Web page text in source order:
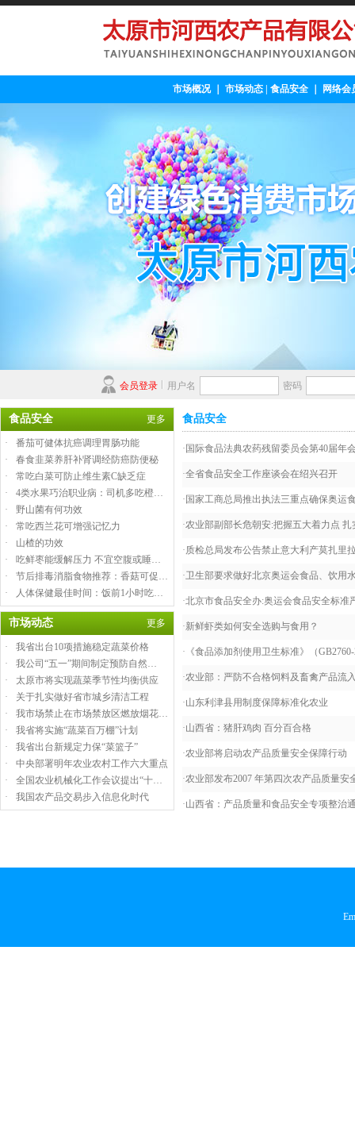
市场概况｜ 市场动态| 食品安全｜ 网络会
会员登录 用户名 密码
食品安全 更多
·
番茄可健体抗癌调理胃肠功能
·
春食韭菜养肝补肾调经防癌防便秘
·
常吃白菜可防止维生素C缺乏症
·
4类水果巧治职业病：司机多吃橙…
·
野山菌有何功效
·
常吃西兰花可增强记忆力
·
山楂的功效
·
吃鲜枣能缓解压力 不宜空腹或睡…
·
节后排毒消脂食物推荐：香菇可促…
·
人体保健最佳时间：饭前1小时吃…
市场动态 更多
·
我省出台10项措施稳定蔬菜价格
·
我公司“五一”期间制定预防自然…
·
太原市将实现蔬菜季节性均衡供应
·
关于扎实做好省市城乡清洁工程
·
我市场禁止在市场禁放区燃放烟花…
·
我省将实施“蔬菜百万棚”计划
·
我省出台新规定力保“菜篮子”
·
中央部署明年农业农村工作六大重点
·
全国农业机械化工作会议提出“十…
·
我国农产品交易步入信息化时代
食品安全
· 国际食品法典农药残留委员会第40届年
·全省食品安全工作座谈会在绍兴召开
· 国家工商总局推出执法三重点确保奥运
·农业部副部长危朝安:把握五大着力点
·质检总局发布公告禁止意大利产莫扎里
·卫生部要求做好北京奥运会食品、饮用
·北京市食品安全办:奥运会食品安全标准
·新鲜虾类如何安全选购与食用？
· 《食品添加剂使用卫生标准》（
·农业部：严防不合格饲料及畜禽产品流
·山东利津县用制度保障标准化农业
·山西省：猪肝鸡肉 百分百合格
·农业部将启动农产品质量安全保障行动
·农业部发布2007 年第四次农产品质量安
·山西省：产品质量和食品安全专项整治